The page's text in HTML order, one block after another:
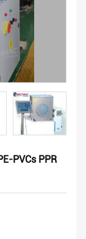
PVCs PPR